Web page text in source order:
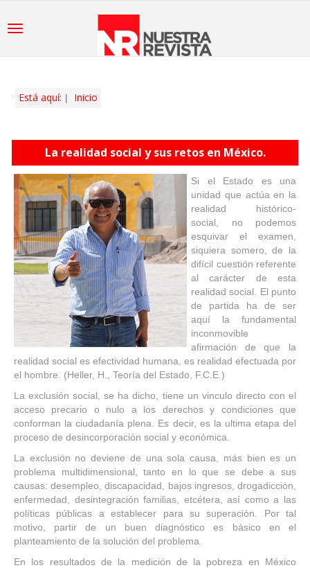
Está aquí: Inicio
La realidad social y sus retos en México.
Si el Estado es una
unidad que actúa en la
realidad histórico-
social, no podemos
esquivar el examen,
siquiera somero, de la
difícil cuestión referente
al carácter de esta
realidad social. El punto
de partida ha de ser
aquí la fundamental
inconmovible
afirmación de que la
realidad social es efectividad humana, es realidad efectuada por
el hombre. (Heller, H., Teoría del Estado, F.C.E.)
La exclusión social, se ha dicho, tiene un vinculo directo con el
acceso precario o nulo a los derechos y condiciones que
conforman la ciudadanía plena. Es decir, es la ultima etapa del
proceso de desincorporación social y económica.
La exclusión no deviene de una sola causa, más bien es un
problema multidimensional, tanto en lo que se debe a sus
causas: desempleo, discapacidad, bajos ingresos, drogadicción,
enfermedad, desintegración familias, etcétera, así como a las
políticas públicas a establecer para su superación. Por tal
motivo, partir de un buen diagnóstico es básico en el
planteamiento de la solución del problema.
En los resultados de la medición de la pobreza en México